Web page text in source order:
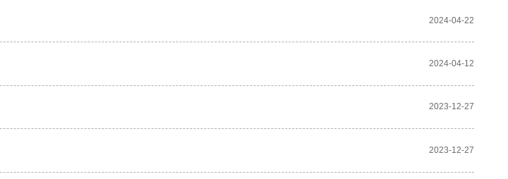
2024-04-22
2024-04-12
2023-12-27
2023-12-27